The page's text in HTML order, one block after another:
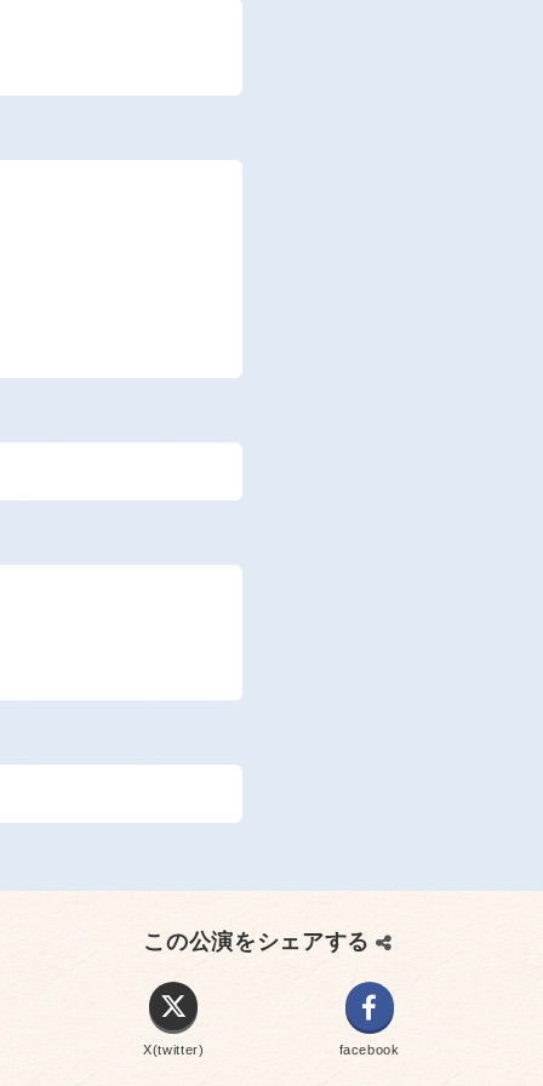
この公演をシェアする
X(twitter) facebook